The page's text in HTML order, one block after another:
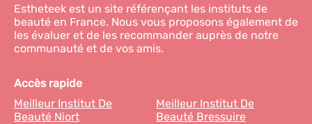
Estheteek est un site référençant les instituts de
beauté en France. Nous vous proposons également de
les évaluer et de les recommander auprès de notre
communauté et de vos amis.
Accès rapide
Meilleur Institut De
Beauté Niort
Meilleur Institut De
Beauté Bressuire